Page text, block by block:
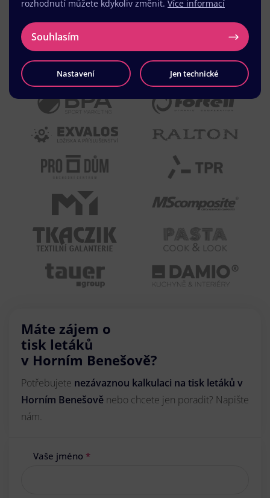
Máte zájem o
tisk letáků
v Horním Benešově?
Potřebujete nezávaznou kalkulaci na tisk letáků v
Horním Benešově nebo chcete jen poradit? Napište
nám.
Vaše jméno *
rozhodnutí můžete kdykoliv změnit. Více informací
Souhlasím
Nastavení Jen technické